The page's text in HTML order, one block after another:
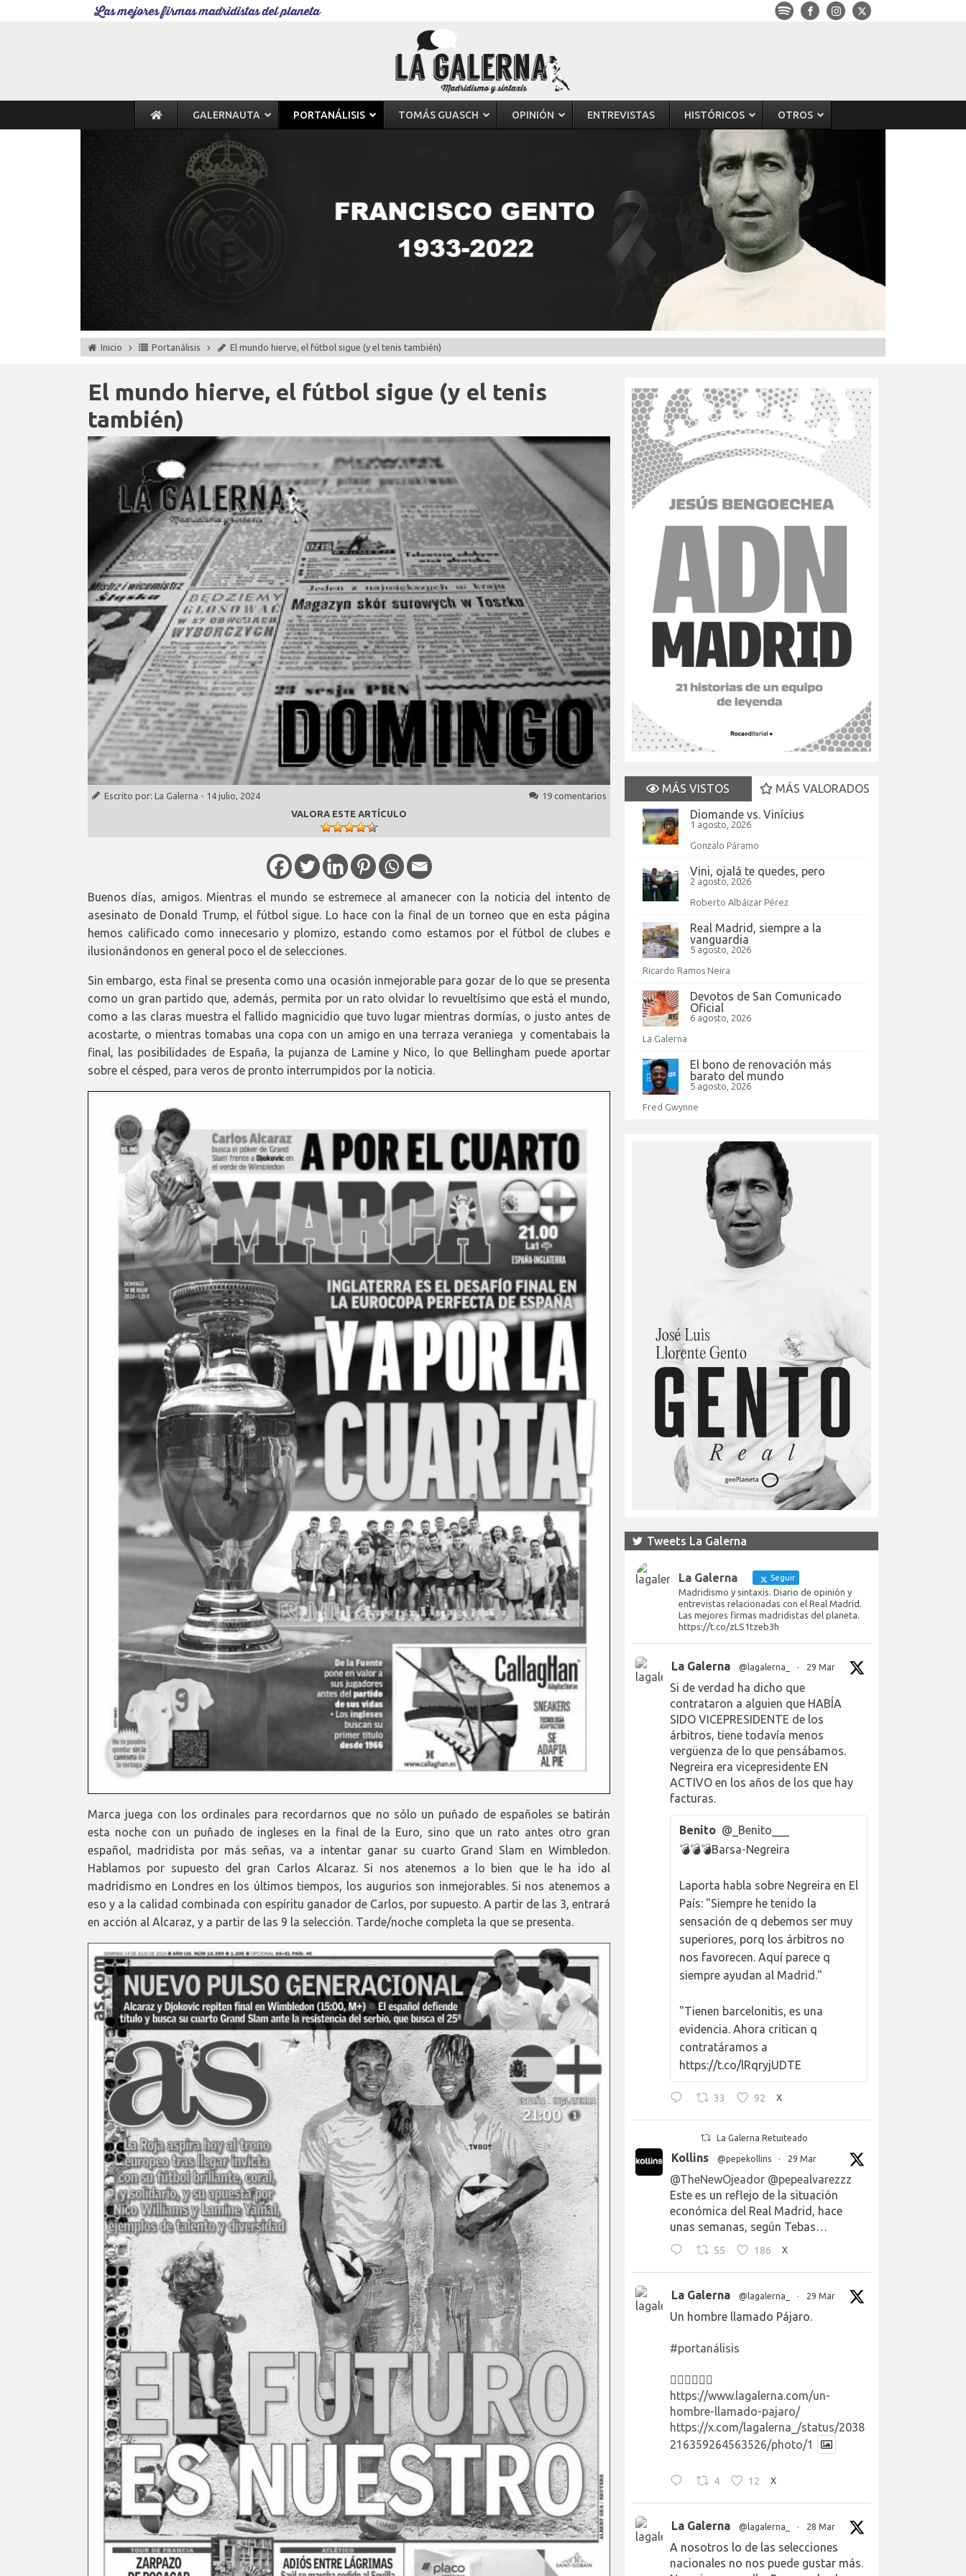
Las mejores firmas madridistas del planeta
GALERNAUTA PORTANÁLISIS TOMÁS GUASCH OPINIÓN ENTREVISTAS HISTÓRICOS OTROS
Inicio Portanálisis El mundo hierve, el fútbol sigue (y el tenis también)
El mundo hierve, el fútbol sigue (y el tenis
también)
Escrito por: La Galerna - 14 julio, 2024
19 comentarios
VALORA ESTE ARTÍCULO
Buenos días, amigos. Mientras el mundo se estremece al amanecer con la noticia del intento de
asesinato de Donald Trump, el fútbol sigue. Lo hace con la final de un torneo que en esta página
hemos calificado como innecesario y plomizo, estando como estamos por el fútbol de clubes e
ilusionándonos en general poco el de selecciones.
Sin embargo, esta final se presenta como una ocasión inmejorable para gozar de lo que se presenta
como un gran partido que, además, permita por un rato olvidar lo revueltísimo que está el mundo,
como a las claras muestra el fallido magnicidio que tuvo lugar mientras dormías, o justo antes de
acostarte, o mientras tomabas una copa con un amigo en una terraza veraniega y comentabais la
final, las posibilidades de España, la pujanza de Lamine y Nico, lo que Bellingham puede aportar
sobre el césped, para veros de pronto interrumpidos por la noticia.
Marca juega con los ordinales para recordarnos que no sólo un puñado de españoles se batirán
esta noche con un puñado de ingleses en la final de la Euro, sino que un rato antes otro gran
español, madridista por más señas, va a intentar ganar su cuarto Grand Slam en Wimbledon.
Hablamos por supuesto del gran Carlos Alcaraz. Si nos atenemos a lo bien que le ha ido al
madridismo en Londres en los últimos tiempos, los augurios son inmejorables. Si nos atenemos a
eso y a la calidad combinada con espíritu ganador de Carlos, por supuesto. A partir de las 3, entrará
en acción al Alcaraz, y a partir de las 9 la selección. Tarde/noche completa la que se presenta.
MÁS VISTOS
MÁS VALORADOS
Diomande vs. Vinícius
1 agosto, 2026
Gonzalo Páramo
Vini, ojalá te quedes, pero
2 agosto, 2026
Roberto Albáizar Pérez
Real Madrid, siempre a la
vanguardia
5 agosto, 2026
Ricardo Ramos Neira
Devotos de San Comunicado
Oficial
6 agosto, 2026
La Galerna
El bono de renovación más
barato del mundo
5 agosto, 2026
Fred Gwynne
Tweets La Galerna
La Galerna Seguir
Madridismo y sintaxis. Diario de opinión y
entrevistas relacionadas con el Real Madrid.
Las mejores firmas madridistas del planeta.
https://t.co/zLS1tzeb3h
La Galerna @lagalerna_ · 29 Mar
Si de verdad ha dicho que
contrataron a alguien que HABÍA
SIDO VICEPRESIDENTE de los
árbitros, tiene todavía menos
vergüenza de lo que pensábamos.
Negreira era vicepresidente EN
ACTIVO en los años de los que hay
facturas.
Benito @_Benito___
💣💣💣Barsa-Negreira
Laporta habla sobre Negreira en El
País: "Siempre he tenido la
sensación de q debemos ser muy
superiores, porq los árbitros no
nos favorecen. Aquí parece q
siempre ayudan al Madrid."
"Tienen barcelonitis, es una
evidencia. Ahora critican q
contratáramos a
https://t.co/lRqryjUDTE
33 92 X
La Galerna Retuiteado
Kollins @pepekollins · 29 Mar
@TheNewOjeador @pepealvarezzz
Este es un reflejo de la situación
económica del Real Madrid, hace
unas semanas, según Tebas…
55 186 X
La Galerna @lagalerna_ · 29 Mar
Un hombre llamado Pájaro.
#portanálisis
👉🏻👉🏻👉🏻
https://www.lagalerna.com/un-
hombre-llamado-pajaro/
https://x.com/lagalerna_/status/2038
216359264563526/photo/1
4 12 X
La Galerna @lagalerna_ · 28 Mar
A nosotros lo de las selecciones
nacionales no nos puede gustar más.